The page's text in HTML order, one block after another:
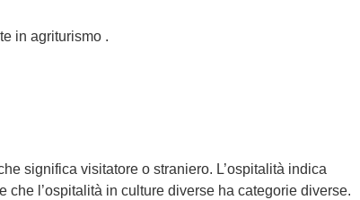
in agriturismo .
significa visitatore o straniero. L’ospitalità indica
che l’ospitalità in culture diverse ha categorie diverse.